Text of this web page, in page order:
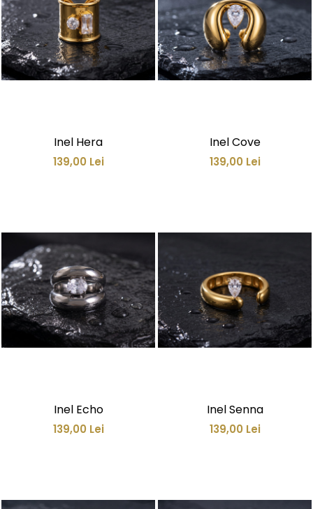
Inel Hera
139,00 Lei
Inel Cove
139,00 Lei
Inel Echo
139,00 Lei
Inel Senna
139,00 Lei